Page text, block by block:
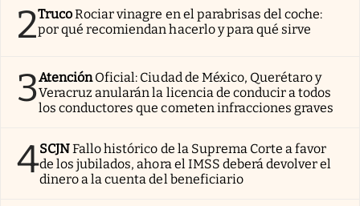
2TrucoRociar vinagre en el parabrisas del coche:
por qué recomiendan hacerlo y para qué sirve
3AtenciónOficial: Ciudad de México, Querétaro y
Veracruz anularán la licencia de conducir a todos
los conductores que cometen infracciones graves
4SCJNFallo histórico de la Suprema Corte a favor
de los jubilados, ahora el IMSS deberá devolver el
dinero a la cuenta del beneficiario